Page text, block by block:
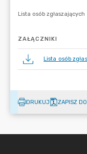
ZAŁĄCZNIKI
Lista osób
DRUKUJ ZAPISZ